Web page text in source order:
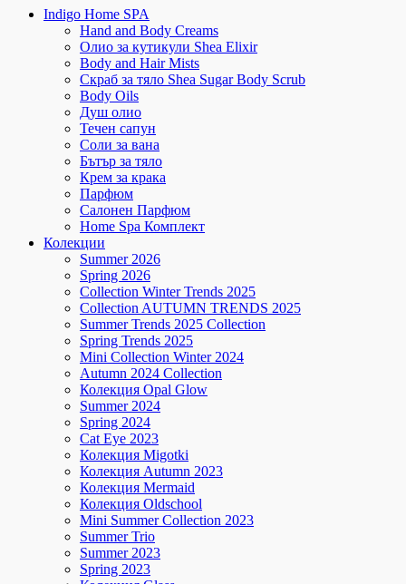
Indigo Home SPA
Hand and Body Creams
Олио за кутикули Shea Elixir
Body and Hair Mists
Скраб за тяло Shea Sugar Body Scrub
Body Oils
Душ олио
Течен сапун
Соли за вана
Бътър за тяло
Крем за крака
Парфюм
Салонен Парфюм
Home Spa Комплект
Колекции
Summer 2026
Spring 2026
Collection Winter Trends 2025
Collection AUTUMN TRENDS 2025
Summer Trends 2025 Collection
Spring Trends 2025
Mini Collection Winter 2024
Autumn 2024 Collection
Колекция Opal Glow
Summer 2024
Spring 2024
Cat Eye 2023
Колекция Migotki
Колекция Autumn 2023
Колекция Mermaid
Колекция Oldschool
Mini Summer Collection 2023
Summer Trio
Summer 2023
Spring 2023